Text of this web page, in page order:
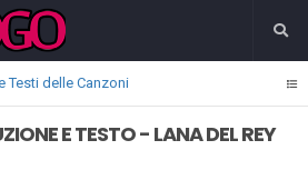
Testi delle Canzoni
E TESTO - LANA DEL REY